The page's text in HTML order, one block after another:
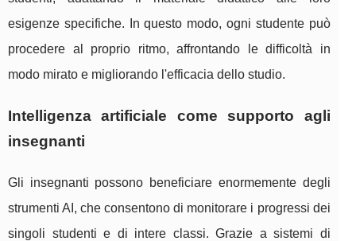
esigenze specifiche. In questo modo, ogni studente può
procedere al proprio ritmo, affrontando le difficoltà in
modo mirato e migliorando l'efficacia dello studio.
Intelligenza artificiale come supporto agli
insegnanti
Gli insegnanti possono beneficiare enormemente degli
strumenti AI, che consentono di monitorare i progressi dei
singoli studenti e di intere classi. Grazie a sistemi di